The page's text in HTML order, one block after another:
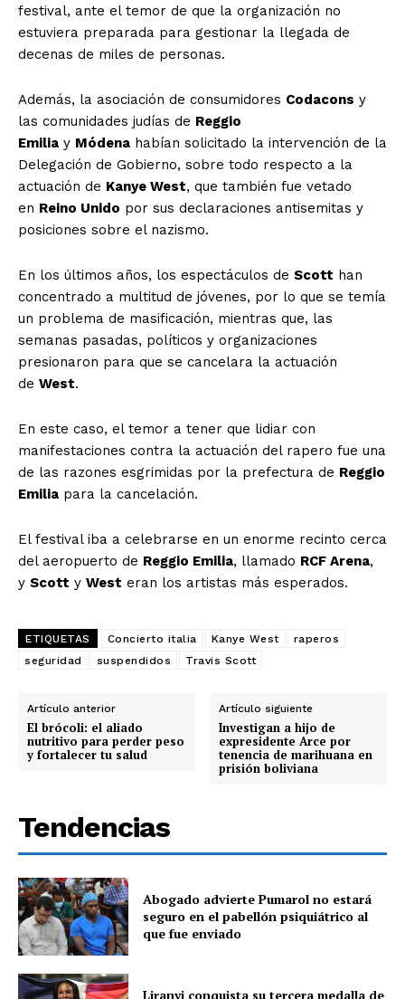
festival, ante el temor de que la organización no
estuviera preparada para gestionar la llegada de
decenas de miles de personas.
Además, la asociación de consumidores Codacons y
las comunidades judías de Reggio
Emilia y Módena habían solicitado la intervención de la
Delegación de Gobierno, sobre todo respecto a la
actuación de Kanye West, que también fue vetado
en Reino Unido por sus declaraciones antisemitas y
posiciones sobre el nazismo.
En los últimos años, los espectáculos de Scott han
concentrado a multitud de jóvenes, por lo que se temía
un problema de masificación, mientras que, las
semanas pasadas, políticos y organizaciones
presionaron para que se cancelara la actuación
de West.
En este caso, el temor a tener que lidiar con
manifestaciones contra la actuación del rapero fue una
de las razones esgrimidas por la prefectura de Reggio
Emilia para la cancelación.
El festival iba a celebrarse en un enorme recinto cerca
del aeropuerto de Reggio Emilia, llamado RCF Arena,
y Scott y West eran los artistas más esperados.
ETIQUETAS Concierto italia Kanye West
raperos
seguridad
suspendidos Travis Scott
Artículo anterior
El brócoli: el aliado
nutritivo para perder peso
y fortalecer tu salud
Artículo siguiente
Investigan a hijo de
expresidente Arce por
tenencia de marihuana en
prisión boliviana
Tendencias
Abogado advierte Pumarol no estará
seguro en el pabellón psiquiátrico al
que fue enviado
Liranyi conquista su tercera medalla de